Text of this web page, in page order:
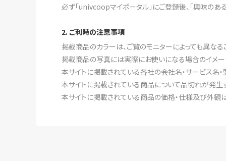
必ず「univcoopマイポータル」にご登録後、「興味のあ
2. ご利時の注意事項
掲載商品のカラーは、ご覧のモニターによっても異な
掲載商品の写真には実際にお使いになる場合のイメー
本サイトに掲載されている各社の会社名・サービス名
本サイトに掲載されている商品について品切れが発生
本サイトに掲載されている商品の価格・仕様及び外観